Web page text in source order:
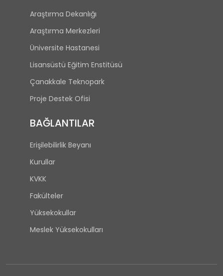
Araştırma Dekanlığı
Araştırma Merkezleri
Üniversite Hastanesi
Lisansüstü Eğitim Enstitüsü
Çanakkale Teknopark
Proje Destek Ofisi
BAĞLANTILAR
Erişilebilirlik Beyanı
Kurullar
KVKK
Fakülteler
Yüksekokullar
Meslek Yüksekokulları